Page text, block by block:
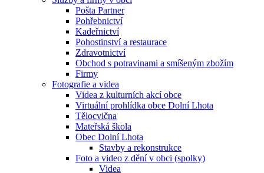
Pošta Partner
Pohřebnictví
Kadeřnictví
Pohostinství a restaurace
Zdravotnictví
Obchod s potravinami a smíšeným zbožím
Firmy
Fotografie a videa
Videa z kulturních akcí obce
Virtuální prohlídka obce Dolní Lhota
Tělocvična
Mateřská škola
Obec Dolní Lhota
Stavby a rekonstrukce
Foto a video z dění v obci (spolky)
Videa